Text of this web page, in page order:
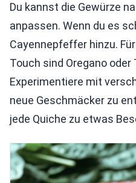
Du kannst die Gewürze
anpassen. Wenn du es
Cayennepfeffer hinzu.
Touch sind Oregano
Experimentiere mit
neue Geschmäcker zu
jede Quiche zu etwas